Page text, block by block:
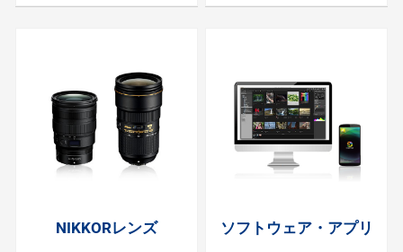
NIKKORレンズ ソフトウェア・アプリ